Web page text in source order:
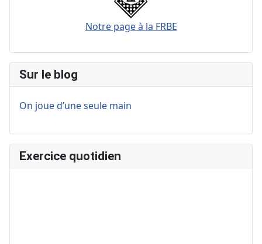
Notre page à la FRBE
Sur le blog
On joue d’une seule main
Exercice quotidien